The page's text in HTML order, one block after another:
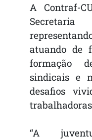
A Contraf-
atuando de
formação
sindicais e
desafios
“A